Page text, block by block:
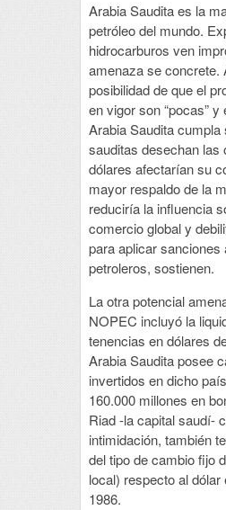
Arabia Saudita es la
petróleo del mundo.
hidrocarburos ven
amenaza se concrete.
posibilidad de que el
en vigor son “pocas” y
Arabia Saudita
sauditas desechan las
dólares afectarían su
mayor respaldo de la
reduciría la influencia
comercio global y
para aplicar sanciones
petroleros, sostienen.
La otra potencial
NOPEC incluyó la
tenencias en dólares
Arabia Saudita posee
invertidos en dicho
160.000 millones en
Riad -la capital saudí-
intimidación, también
del tipo de cambio fijo
local) respecto al
1986.